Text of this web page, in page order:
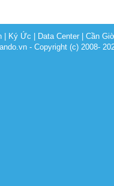
Ký Ức Data Center |Cần
- Copyright (c) 2008-